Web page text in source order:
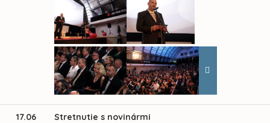
17.06
Stretnutie s novinármi